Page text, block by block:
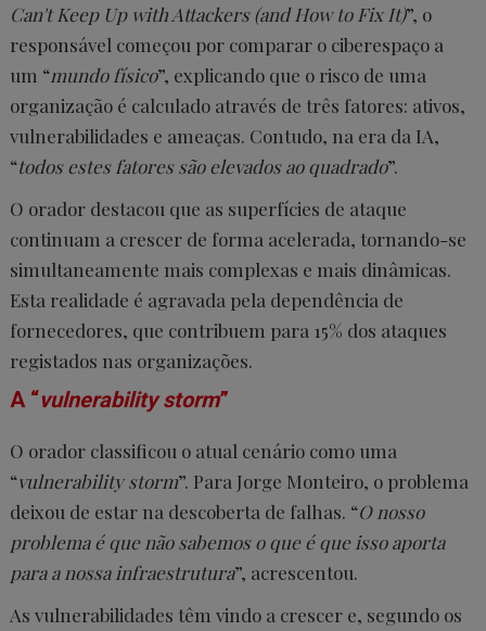
Can't Keep Up with Attackers (and How to Fix It)”, o
responsável começou por comparar o ciberespaço a
um “mundo físico”, explicando que o risco de uma
organização é calculado através de três fatores: ativos,
vulnerabilidades e ameaças. Contudo, na era da IA,
“todos estes fatores são elevados ao quadrado”.
O orador destacou que as superfícies de ataque
continuam a crescer de forma acelerada, tornando-se
simultaneamente mais complexas e mais dinâmicas.
Esta realidade é agravada pela dependência de
fornecedores, que contribuem para 15% dos ataques
registados nas organizações.
A “vulnerability storm”
O orador classificou o atual cenário como uma
“vulnerability storm”. Para Jorge Monteiro, o problema
deixou de estar na descoberta de falhas. “O nosso
problema é que não sabemos o que é que isso aporta
para a nossa infraestrutura”, acrescentou.
As vulnerabilidades têm vindo a crescer e, segundo os